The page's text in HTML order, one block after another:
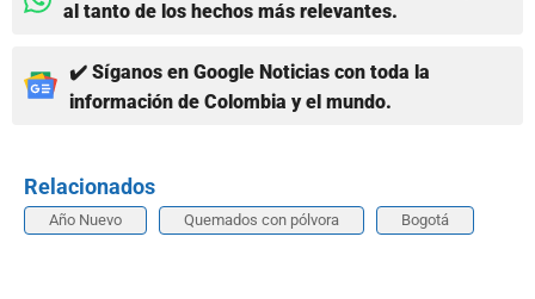
al tanto de los hechos más relevantes.
✔️ Síganos en Google Noticias con toda la
información de Colombia y el mundo.
Relacionados
Año Nuevo Quemados con pólvora Bogotá